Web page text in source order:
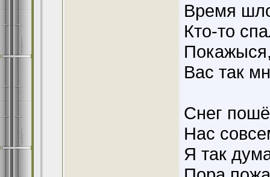
Время
Кто-то
Вас так
Снег
Нас
Я так